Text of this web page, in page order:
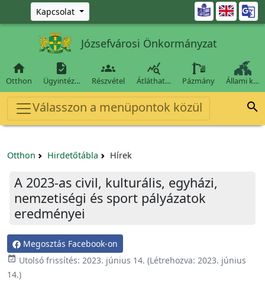
Ugrás a fő tartalomra
Kapcsolat 
Józsefvárosi Önkormányzat

Otthon

Ügyintéz…

Részvétel

Átláthat… Pázmány Állami k…
Válasszon a menüpontok közül 
Otthon Hirdetőtábla Hírek
A 2023-as civil, kulturális, egyházi,
nemzetiségi és sport pályázatok
eredményei
Megosztás Facebook-on
 Utolsó frissítés: 2023. június 14. (Létrehozva: 2023. június
14.)